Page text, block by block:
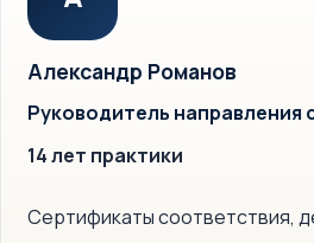
Александр Романов
Руководитель направления
14 лет практики
Сертификаты соответствия,